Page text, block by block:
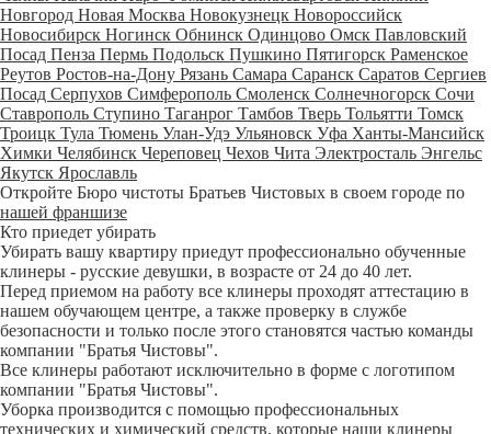
Новгород Новая Москва Новокузнецк Новороссийск
Новосибирск Ногинск Обнинск Одинцово Омск Павловский
Посад Пенза Пермь Подольск Пушкино Пятигорск Раменское
Реутов Ростов-на-Дону Рязань Самара Саранск Саратов Сергиев
Посад Серпухов Симферополь Смоленск Солнечногорск Сочи
Ставрополь Ступино Таганрог Тамбов Тверь Тольятти Томск
Троицк Тула Тюмень Улан-Удэ Ульяновск Уфа Ханты-Мансийск
Химки Челябинск Череповец Чехов Чита Электросталь Энгельс
Якутск Ярославль
Откройте Бюро чистоты Братьев Чистовых в своем городе по
нашей франшизе
Кто приедет убирать
Убирать вашу квартиру приедут профессионально обученные
клинеры - русские девушки, в возрасте от 24 до 40 лет.
Перед приемом на работу все клинеры проходят аттестацию в
нашем обучающем центре, а также проверку в службе
безопасности и только после этого становятся частью команды
компании "Братья Чистовы".
Все клинеры работают исключительно в форме с логотипом
компании "Братья Чистовы".
Уборка производится с помощью профессиональных
технических и химический средств, которые наши клинеры